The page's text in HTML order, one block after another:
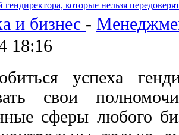
гендиректора, которые нельзя
и бизнес -
18:16
успеха
свои
сферы любого